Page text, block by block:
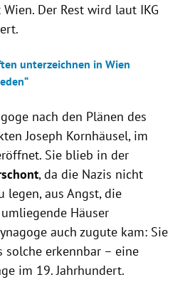
Der Rest wird laut IKG
unterzeichnen in Wien
nach den Plänen des
Joseph Kornhäusel, im
Sie blieb in der
, da die Nazis nicht
legen, aus Angst, die
Häuser
auch zugute kam: Sie
erkennbar – eine
im 19. Jahrhundert.